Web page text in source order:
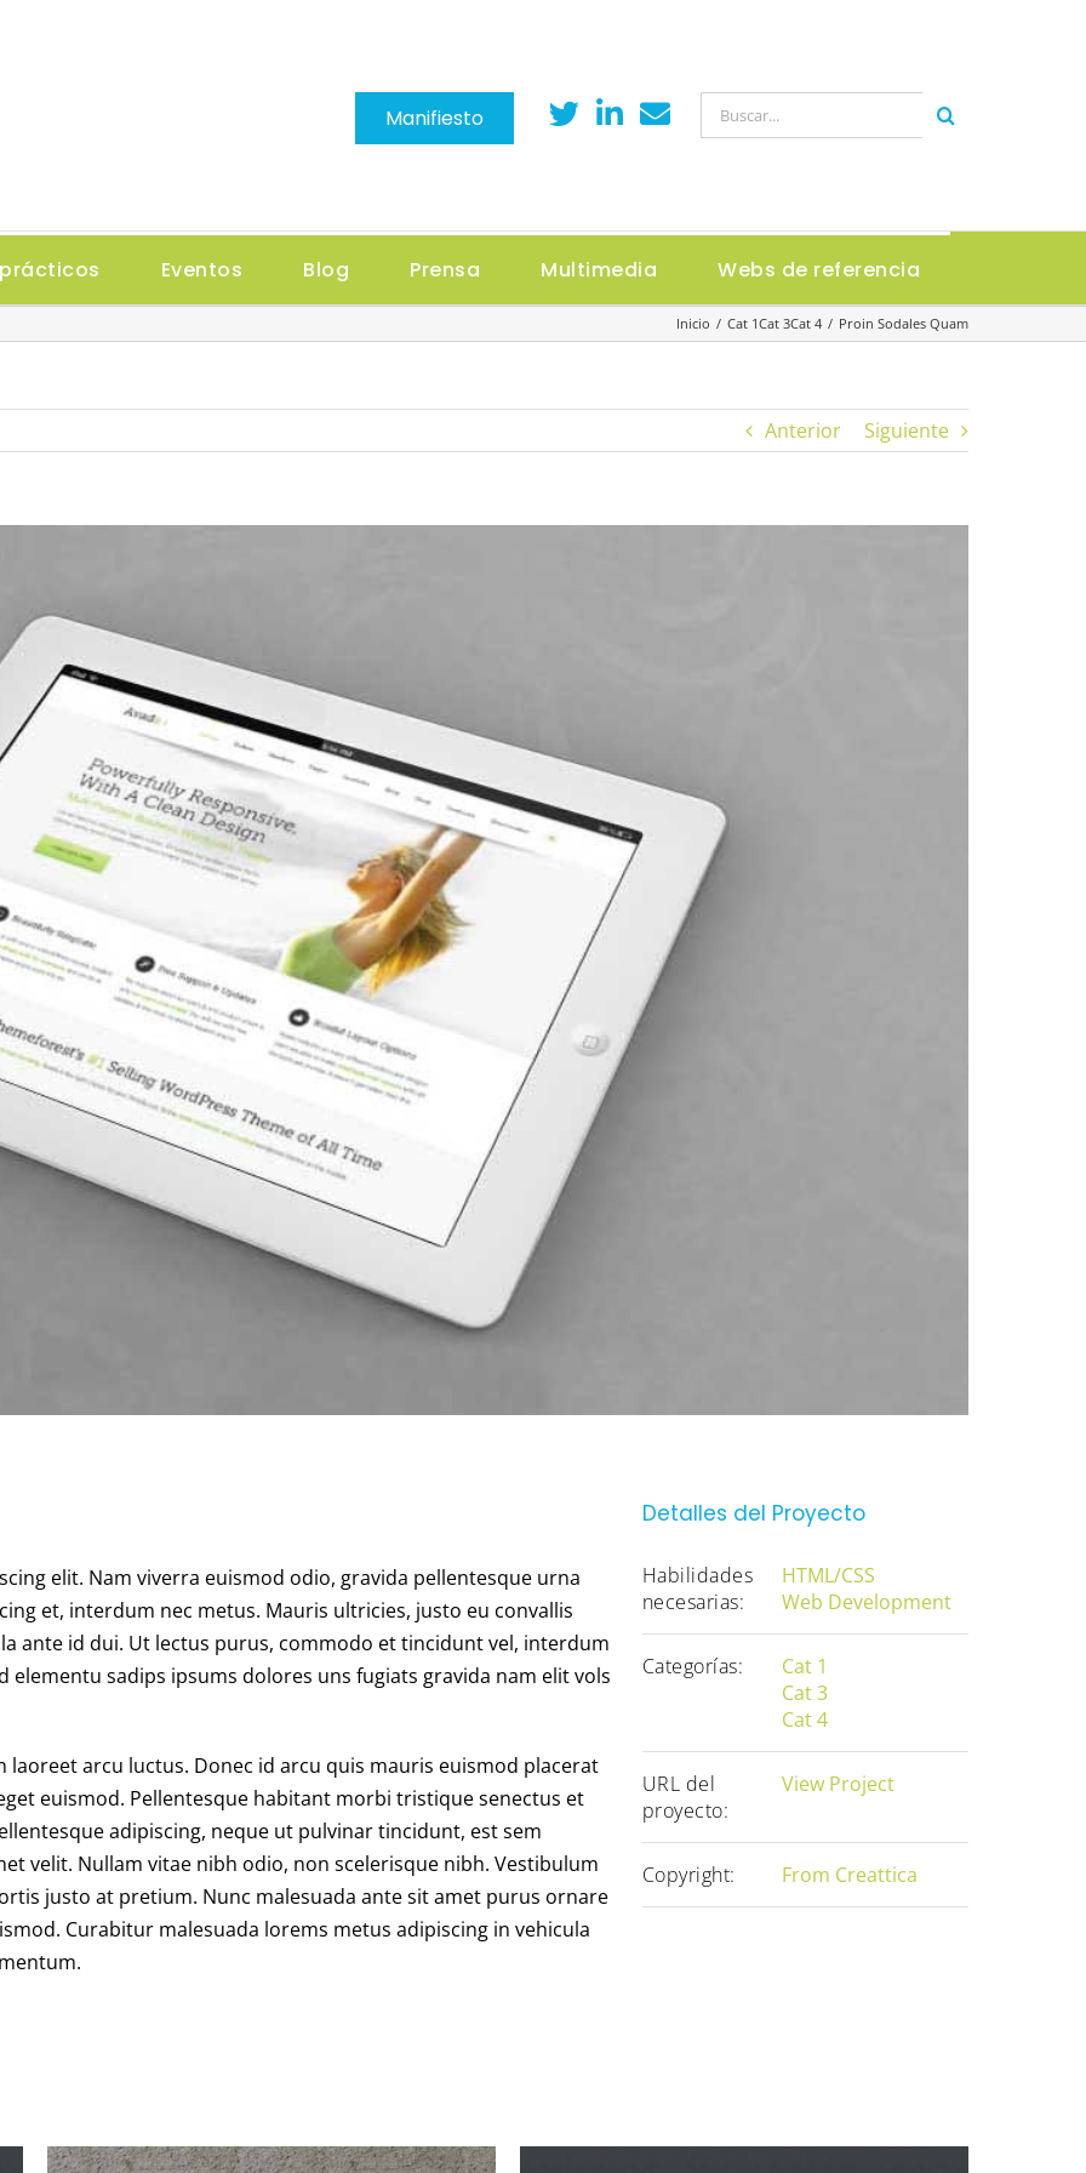
Manifiesto Buscar:
Eventos Blog Prensa Multimedia Webs de referencia
Inicio Cat 1Cat 3Cat 4 Proin Sodales Quam
Anterior Siguiente
elit. Nam viverra euismod odio, gravida pellentesque urna
et, interdum nec metus. Mauris ultricies, justo eu convallis
ante id dui. Ut lectus purus, commodo et tincidunt vel, interdum
sadips ipsums dolores uns fugiats gravida nam elit vols
arcu luctus. Donec id arcu quis mauris euismod placerat
euismod. Pellentesque habitant morbi tristique senectus et
adipiscing, neque ut pulvinar tincidunt, est sem
velit. Nullam vitae nibh odio, non scelerisque nibh. Vestibulum
justo at pretium. Nunc malesuada ante sit amet purus ornare
Curabitur malesuada lorems metus adipiscing in vehicula
Detalles del Proyecto
Habilidades
necesarias:
HTML/CSS
Web Development
Categorías:
Cat 1
Cat 3
Cat 4
URL del
proyecto:
View Project
Copyright: From Creattica